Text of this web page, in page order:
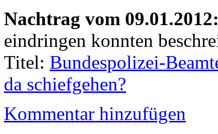
Nachtrag vom
eindringen konnten
Titel: Bundespolizei-
da schiefgehen?
Kommentar hinzufügen